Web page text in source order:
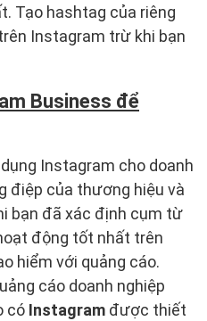
Tạo hashtag của riêng
Instagram trừ khi bạn
Business để
Instagram cho doanh
điệp của thương hiệu và
bạn đã xác định cụm từ
động tốt nhất trên
hiểm với quảng cáo.
cáo doanh nghiệp
có Instagram được thiết